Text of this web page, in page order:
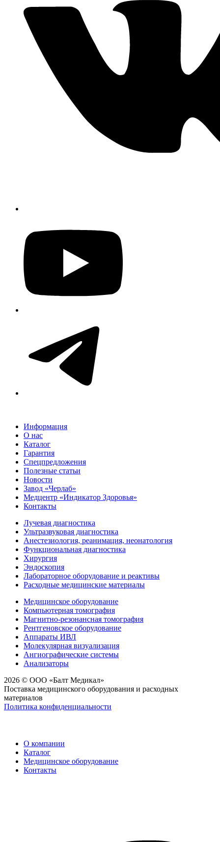
Информация
О нас
Каталог
Гарантия
Спецпредложения
Полезные статьи
Новости
Завод «Черлаб»
Медцентр «Индикатор Здоровья»
Контакты
Лучевая диагностика
Ультразвуковая диагностика
Анестезиология, реанимация, неонатология
Функциональная диагностика
Хирургия
Эндоскопия
Лабораторное оборудование и реактивы
Расходные медицинские материалы
Медицинское оборудование
Компьютерная томография
Магнитно-резонансная томография
Рентгеновское оборудование
Аппараты ИВЛ
Молекулярная визуализация
Ангиографические системы
Анализаторы
2026 © ООО «Балт Медикал»
Поставка медицинского оборудования и расходных
материалов
Политика конфиденциальности
О компании
Каталог
Медицинское оборудование
Контакты